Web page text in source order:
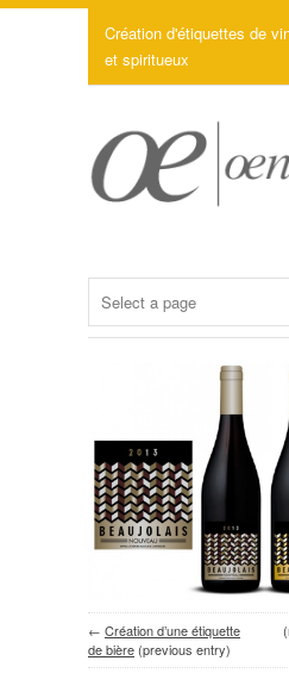
Création d'étiquettes de
et spiritueux
← Création d’une étiquette
de bière (previous entry)